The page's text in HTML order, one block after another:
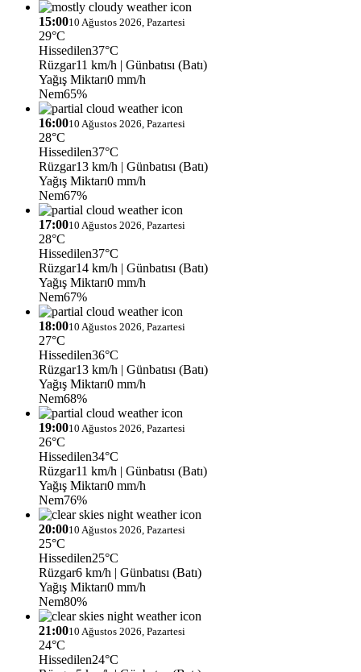
15:0010 Ağustos 2026, Pazartesi
29°C
Hissedilen37°C
Rüzgar11 km/h | Günbatısı (Batı)
Yağış Miktarı0 mm/h
Nem65%
16:0010 Ağustos 2026, Pazartesi
28°C
Hissedilen37°C
Rüzgar13 km/h | Günbatısı (Batı)
Yağış Miktarı0 mm/h
Nem67%
17:0010 Ağustos 2026, Pazartesi
28°C
Hissedilen37°C
Rüzgar14 km/h | Günbatısı (Batı)
Yağış Miktarı0 mm/h
Nem67%
18:0010 Ağustos 2026, Pazartesi
27°C
Hissedilen36°C
Rüzgar13 km/h | Günbatısı (Batı)
Yağış Miktarı0 mm/h
Nem68%
19:0010 Ağustos 2026, Pazartesi
26°C
Hissedilen34°C
Rüzgar11 km/h | Günbatısı (Batı)
Yağış Miktarı0 mm/h
Nem76%
20:0010 Ağustos 2026, Pazartesi
25°C
Hissedilen25°C
Rüzgar6 km/h | Günbatısı (Batı)
Yağış Miktarı0 mm/h
Nem80%
21:0010 Ağustos 2026, Pazartesi
24°C
Hissedilen24°C